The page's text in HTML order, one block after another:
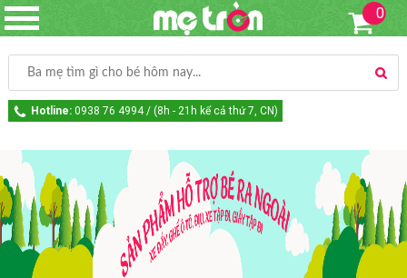
0
Hotline:0938 76 4994 / (8h - 21h kể cả thứ 7, CN)